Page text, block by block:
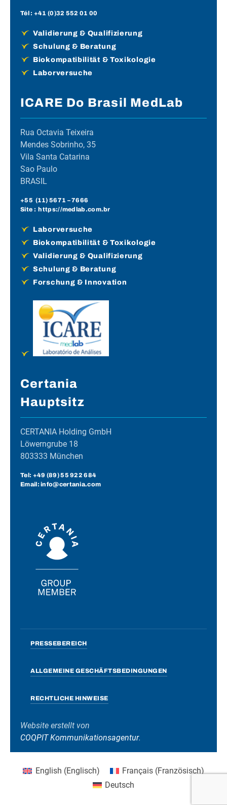
Tél : +41 (0)32 552 01 00
Validierung & Qualifizierung
Schulung & Beratung
Biokompatibilität & Toxikologie
Laborversuche
ICARE Do Brasil MedLab
Rua Octavia Teixeira
Mendes Sobrinho, 35
Vila Santa Catarina
Sao Paulo
BRASIL
+55 (11) 5671 – 7666
Site : https://medlab.com.br
Laborversuche
Biokompatibilität & Toxikologie
Validierung & Qualifizierung
Schulung & Beratung
Forschung & Innovation
Certania
Hauptsitz
CERTANIA Holding GmbH
Löwerngrube 18
803333 München
Tel: +49 (89) 55 922 684
Email: info@certania.com
PRESSEBEREICH
ALLGEMEINE GESCHÄFTSBEDINGUNGEN
RECHTLICHE HINWEISE
Website erstellt von
COQPIT Kommunikationsagentur.
English (Englisch) Français(Französisch)
Deutsch